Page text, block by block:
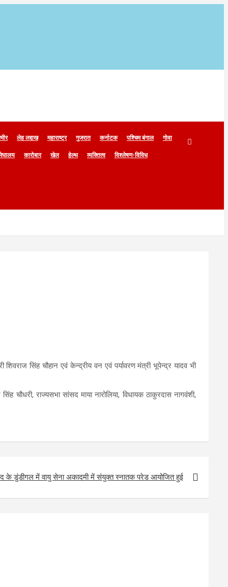
लेह लद्दाख महाराष्ट्र गुजरात कर्नाटक पश्चिम बंगाल गोवा
कारोबार खेल हेल्थ व्यक्तित्व विश्लेषण-विविध
सिंह चौहान एवं केन्द्रीय वन एवं पर्यावरण मंत्री भूपेन्द्र यादव भी
चौधरी, राज्यसभा सांसद माया नारोलिया, विधायक ठाकुरदास नागवंशी,
के डुंडीगल में वायु सेना अकादमी में संयुक्त स्नातक परेड आयोजित हुई